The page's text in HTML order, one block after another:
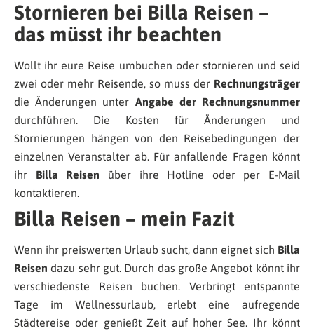
Stornieren bei Billa Reisen –
das müsst ihr beachten
Wollt ihr eure Reise umbuchen oder stornieren und seid
zwei oder mehr Reisende, so muss der Rechnungsträger
die Änderungen unter Angabe der Rechnungsnummer
durchführen. Die Kosten für Änderungen und
Stornierungen hängen von den Reisebedingungen der
einzelnen Veranstalter ab. Für anfallende Fragen könnt
ihr Billa Reisen über ihre Hotline oder per E-Mail
kontaktieren.
Billa Reisen – mein Fazit
Wenn ihr preiswerten Urlaub sucht, dann eignet sich Billa
Reisen dazu sehr gut. Durch das große Angebot könnt ihr
verschiedenste Reisen buchen. Verbringt entspannte
Tage im Wellnessurlaub, erlebt eine aufregende
Städtereise oder genießt Zeit auf hoher See. Ihr könnt